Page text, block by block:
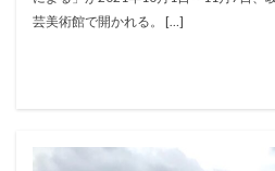
芸美術館で開かれる。 […]